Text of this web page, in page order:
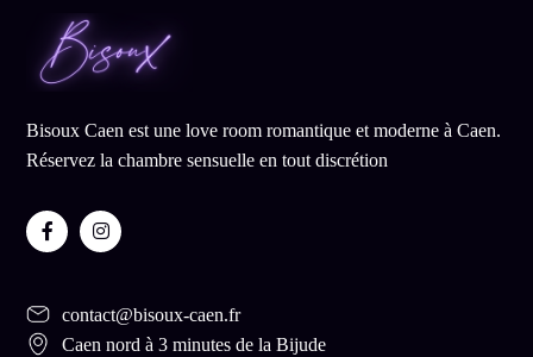
Bisoux Caen est une love room romantique et moderne à Caen.
Réservez la chambre sensuelle en tout discrétion
contact@bisoux-caen.fr
Caen nord à 3 minutes de la Bijude